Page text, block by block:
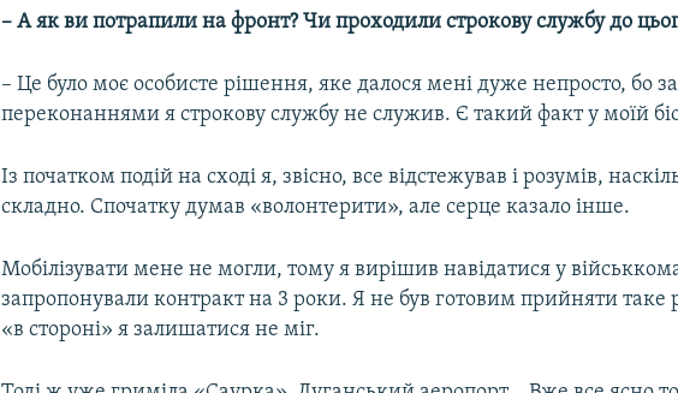
– Аяк ви потрапили на фронт? Чи проходили строкову службу до
– Це було моє особисте рішення, яке далося мені дуже непросто, бо
переконаннями я строкову службу не служив. Є такий факт у моїй
Із початком подій на сході я, звісно, все відстежував і розумів,
складно. Спочатку думав «волонтерити», але серце казало інше.
Мобілізувати мене не могли, тому я вирішив навідатися у
запропонували контракт на 3 роки. Я не був готовим прийняти таке
«в стороні» я залишатися не міг.